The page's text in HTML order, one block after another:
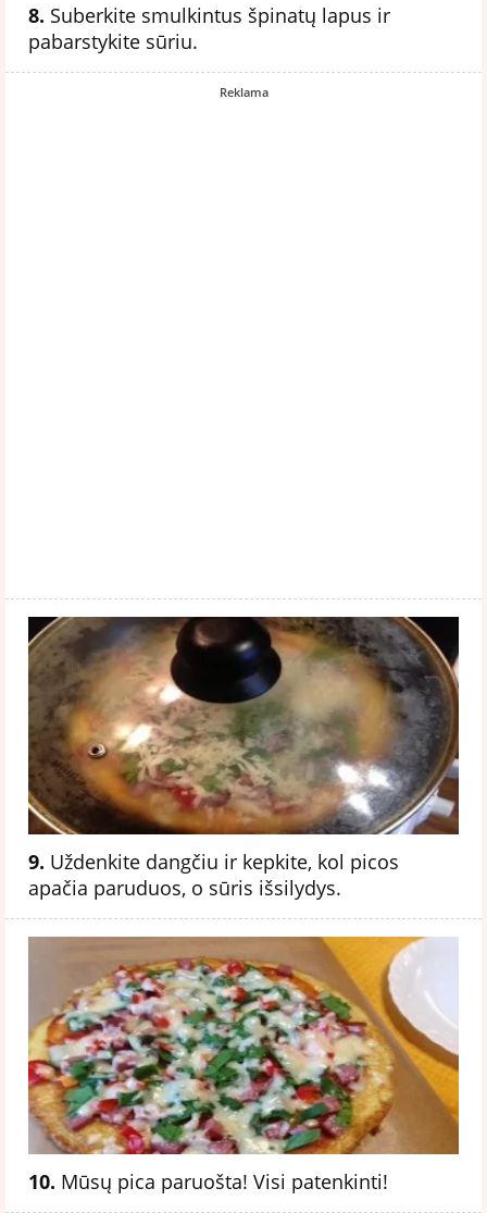
8. Suberkite smulkintus špinatų lapus ir
pabarstykite sūriu.
Reklama
9. Uždenkite dangčiu ir kepkite, kol picos
apačia paruduos, o sūris išsilydys.
10. Mūsų pica paruošta! Visi patenkinti!